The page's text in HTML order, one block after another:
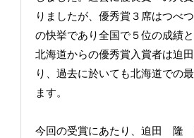
りましたが、優秀賞３席はつべ
の快挙であり全国で５位の成績
北海道からの優秀賞入賞者は
り、過去に於いても北海道での
ます。
今回の受賞にあたり、迫田 隆